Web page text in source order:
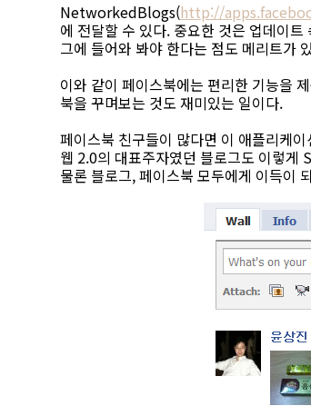
NetworkedBlogs(http://
에 전달할 수 있다. 중요한 것은 업데이
그에 들어와 봐야 한다는 점도 메리트가
이와 같이 페이스북에는 편리한 기능을
북을 꾸며보는 것도 재미있는 일이다.
페이스북 친구들이 많다면 이 애플리케
웹 2.0의 대표주자였던 블로그도 이렇게
물론 블로그, 페이스북 모두에게 이득이